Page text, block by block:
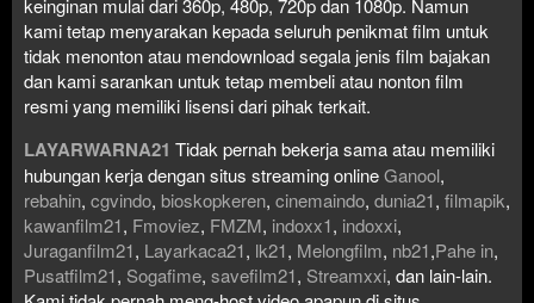
kami tetap menyarakan kepada seluruh penikmat film untuk
tidak menonton atau mendownload segala jenis film bajakan
dan kami sarankan untuk tetap membeli atau nonton film
resmi yang memiliki lisensi dari pihak terkait.
LAYARWARNA21 Tidak pernah bekerja sama atau memiliki
hubungan kerja dengan situs streaming onlineGanool,
rebahin, cgvindo, bioskopkeren, cinemaindo, dunia21, filmapik,
kawanfilm21, Fmoviez, FMZM, indoxx1, indoxxi,
Juraganfilm21, Layarkaca21, lk21, Melongfilm, nb21,Pahe in,
Pusatfilm21, Sogafime, savefilm21, Streamxxi, dan lain-lain.